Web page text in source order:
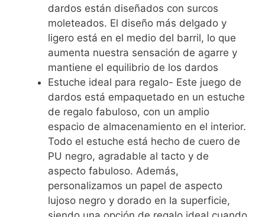
dardos están diseñados con surcos
moleteados. El diseño más delgado y
ligero está en el medio del barril, lo que
aumenta nuestra sensación de agarre y
mantiene el equilibrio de los dardos
Estuche ideal para regalo- Este juego de
dardos está empaquetado en un estuche
de regalo fabuloso, con un amplio
espacio de almacenamiento en el interior.
Todo el estuche está hecho de cuero de
PU negro, agradable al tacto y de
aspecto fabuloso. Además,
personalizamos un papel de aspecto
lujoso negro y dorado en la superficie,